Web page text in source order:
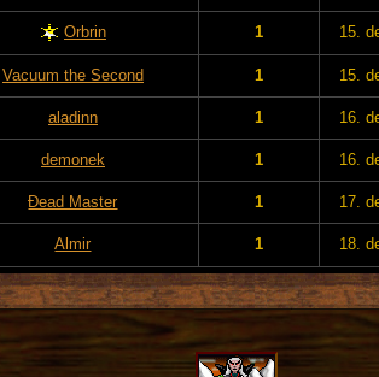
Orbrin 1 15.
Vacuum the Second 1 15.
aladinn 1 16.
demonek 1 16.
Đead Master 1 17.
Almir 1 18.